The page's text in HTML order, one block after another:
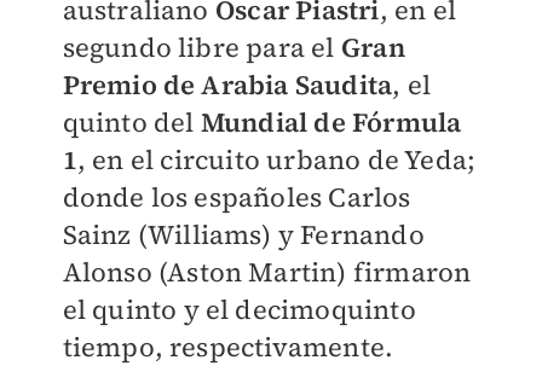
australiano Oscar Piastri, en el
segundo libre para el Gran
Premio de Arabia Saudita, el
quinto del Mundial de Fórmula
1, en el circuito urbano de Yeda;
donde los españoles Carlos
Sainz (Williams) y Fernando
Alonso (Aston Martin) firmaron
el quinto y el decimoquinto
tiempo, respectivamente.